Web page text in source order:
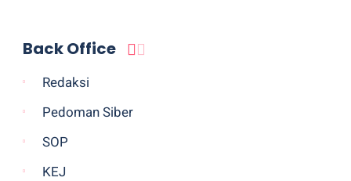
Back Office
Redaksi
Pedoman Siber
SOP
KEJ